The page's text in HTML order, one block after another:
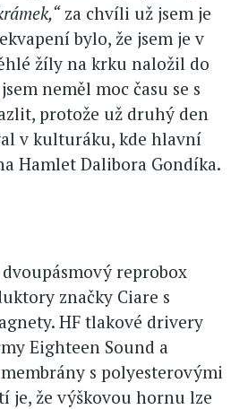
za chvíli už jsem je
bylo, že jsem je v
žíly na krku naložil do
neměl moc času se s
protože už druhý den
v kulturáku, kde hlavní
Hamlet Dalibora Gondíka.
reprobox
značky Ciare s
HF tlakové drivery
Eighteen Sound a
s polyesterovými
je, že výškovou hornu lze